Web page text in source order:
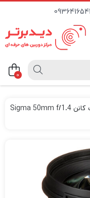
0
لنز سیگما مانت کانن Sigma 50mm f/1.4